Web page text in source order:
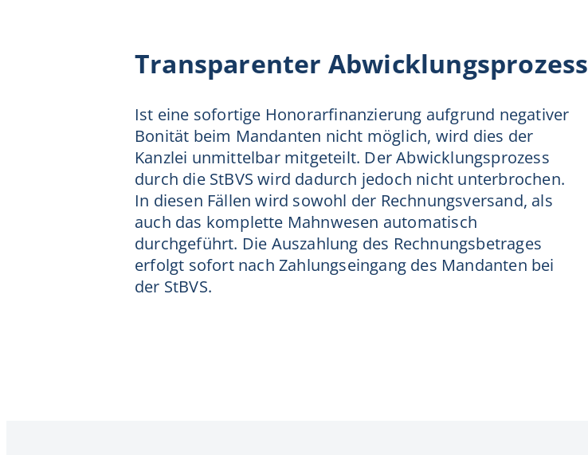
Transparenter Abwicklungsprozess
Ist eine sofortige Honorarfinanzierung aufgrund negativer
Bonität beim Mandanten nicht möglich, wird dies der
Kanzlei unmittelbar mitgeteilt. Der Abwicklungsprozess
durch die StBVS wird dadurch jedoch nicht unterbrochen.
In diesen Fällen wird sowohl der Rechnungsversand, als
auch das komplette Mahnwesen automatisch
durchgeführt. Die Auszahlung des Rechnungsbetrages
erfolgt sofort nach Zahlungseingang des Mandanten bei
der StBVS.